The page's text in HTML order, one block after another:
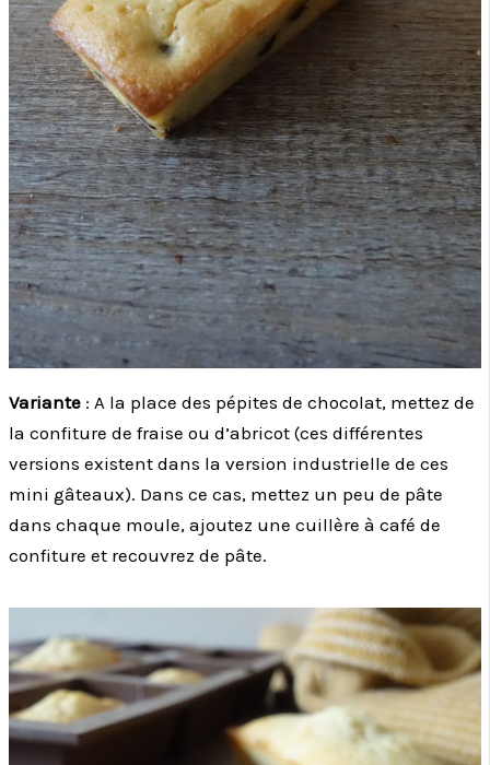
Variante : A la place des pépites de chocolat, mettez de
la confiture de fraise ou d’abricot (ces différentes
versions existent dans la version industrielle de ces
mini gâteaux). Dans ce cas, mettez un peu de pâte
dans chaque moule, ajoutez une cuillère à café de
confiture et recouvrez de pâte.